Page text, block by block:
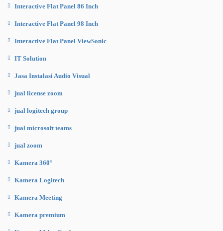
Interactive Flat Panel 86 Inch
Interactive Flat Panel 98 Inch
Interactive Flat Panel ViewSonic
IT Solution
Jasa Instalasi Audio Visual
jual license zoom
jual logitech group
jual microsoft teams
jual zoom
Kamera 360°
Kamera Logitech
Kamera Meeting
Kamera premium